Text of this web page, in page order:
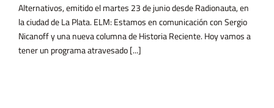
Alternativos, emitido el martes 23 de junio desde Radionauta, en
la ciudad de La Plata. ELM: Estamos en comunicación con Sergio
Nicanoff y una nueva columna de Historia Reciente. Hoy vamos a
tener un programa atravesado [...]